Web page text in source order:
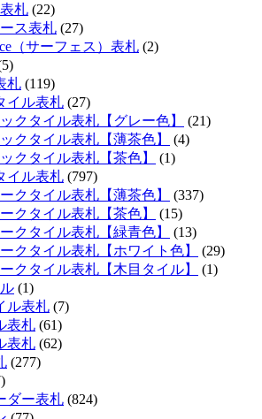
札 (22)
ス表札 (27)
（サーフェス）表札 (2)
札 (119)
イル表札 (27)
クタイル表札【グレー色】
(21)
クタイル表札【薄茶色】
(4)
クタイル表札【茶色】
(1)
イル表札 (797)
クタイル表札【薄茶色】
(337)
クタイル表札【茶色】
(15)
クタイル表札【緑青色】
(13)
クタイル表札【ホワイト色】
(29)
クタイル表札【木目タイル】
(1)
(1)
ル表札 (7)
表札 (61)
表札 (62)
(277)
ー表札 (824)